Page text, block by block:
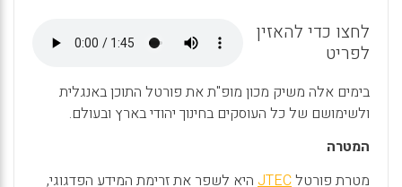
A
p
p
o
o
k
לחצו כדי להאזין
לפריט
בימים אלה משיק מכון מופ"ת את פורטל התוכן באנגלית
ולשימושם של כל העוסקים בחינוך יהודי בארץ ובעולם.
המטרה
מטרת פורטלJTEC היא לשפר את זרימת המידע הפדגוגי,